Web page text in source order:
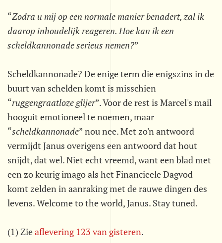
“Zodra u mij op een normale manier benadert, zal ik
daarop inhoudelijk reageren. Hoe kan ik een
scheldkannonade serieus nemen?”
Scheldkannonade? De enige term die enigszins in de
buurt van schelden komt is misschien
“ruggengraatloze glijer”. Voor de rest is Marcel's mail
hooguit emotioneel te noemen, maar
“scheldkannonade” nou nee. Met zo'n antwoord
vermijdt Janus overigens een antwoord dat hout
snijdt, dat wel. Niet echt vreemd, want een blad met
een zo keurig imago als het Financieele Dagvod
komt zelden in aanraking met de rauwe dingen des
levens. Welcome to the world, Janus. Stay tuned.
(1) Zieaflevering 123 van gisteren.